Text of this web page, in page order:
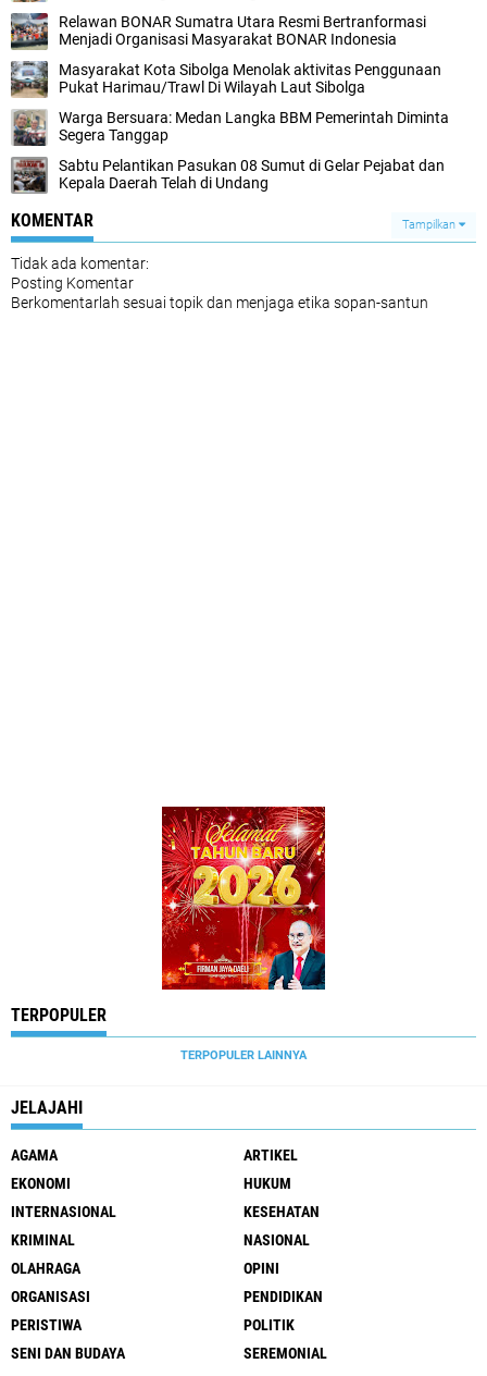
Relawan BONAR Sumatra Utara Resmi Bertranformasi
Menjadi Organisasi Masyarakat BONAR Indonesia
Masyarakat Kota Sibolga Menolak aktivitas Penggunaan
Pukat Harimau/Trawl Di Wilayah Laut Sibolga
Warga Bersuara: Medan Langka BBM Pemerintah Diminta
Segera Tanggap
Sabtu Pelantikan Pasukan 08 Sumut di Gelar Pejabat dan
Kepala Daerah Telah di Undang
KOMENTAR Tampilkan
Tidak ada komentar:
Posting Komentar
Berkomentarlah sesuai topik dan menjaga etika sopan-santun
TERPOPULER
TERPOPULER LAINNYA
JELAJAHI
AGAMA
ARTIKEL
EKONOMI
HUKUM
INTERNASIONAL
KESEHATAN
KRIMINAL
NASIONAL
OLAHRAGA
OPINI
ORGANISASI
PENDIDIKAN
PERISTIWA
POLITIK
SENI DAN BUDAYA
SEREMONIAL